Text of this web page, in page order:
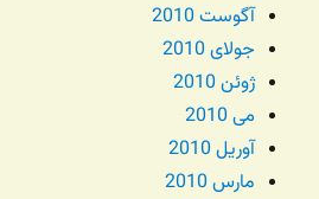
آگوست 2010
جولای 2010
ژوئن 2010
می 2010
آوریل 2010
مارس 2010